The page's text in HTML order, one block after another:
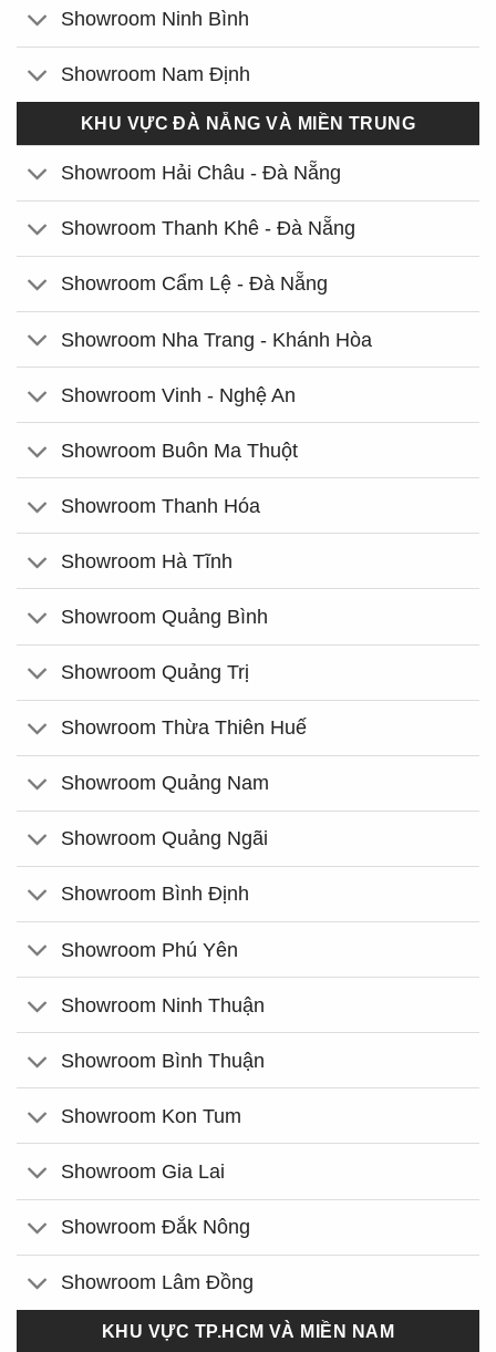
Showroom Ninh Bình
Showroom Nam Định
KHU VỰC ĐÀ NẴNG VÀ MIỀN TRUNG
Showroom Hải Châu - Đà Nẵng
Showroom Thanh Khê - Đà Nẵng
Showroom Cẩm Lệ - Đà Nẵng
Showroom Nha Trang - Khánh Hòa
Showroom Vinh - Nghệ An
Showroom Buôn Ma Thuột
Showroom Thanh Hóa
Showroom Hà Tĩnh
Showroom Quảng Bình
Showroom Quảng Trị
Showroom Thừa Thiên Huế
Showroom Quảng Nam
Showroom Quảng Ngãi
Showroom Bình Định
Showroom Phú Yên
Showroom Ninh Thuận
Showroom Bình Thuận
Showroom Kon Tum
Showroom Gia Lai
Showroom Đắk Nông
Showroom Lâm Đồng
KHU VỰC TP.HCM VÀ MIỀN NAM